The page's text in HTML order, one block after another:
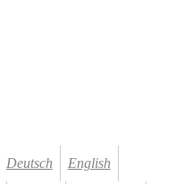
Deutsch English